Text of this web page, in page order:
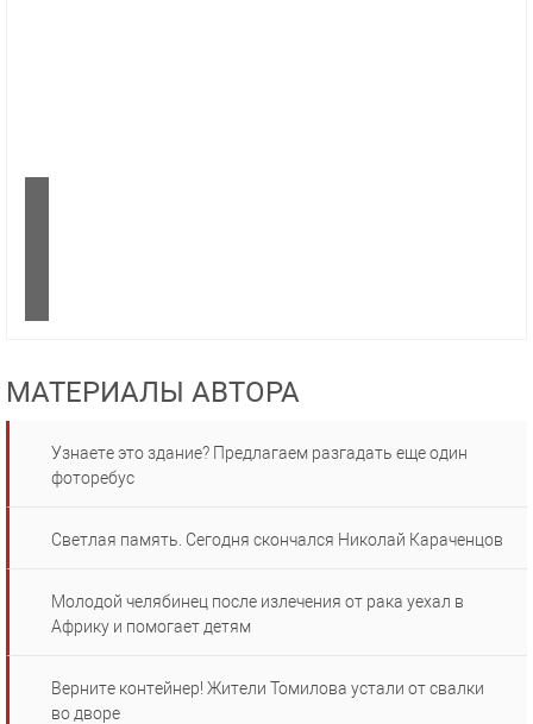
МАТЕРИАЛЫ АВТОРА
Узнаете это здание? Предлагаем разгадать еще один
фоторебус
Светлая память. Сегодня скончался Николай Караченцов
Молодой челябинец после излечения от рака уехал в
Африку и помогает детям
Верните контейнер! Жители Томилова устали от свалки
во дворе